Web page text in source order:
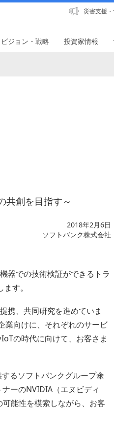
災害支援
ジョン・戦略 投資家情報
共創を目指す～
2018年2月6日
ソフトバンク株式会社
器での技術検証ができるトラ
す。
携、共同研究を進めていま
業向けに、それぞれのサービ
の時代に向けて、お客さま
るソフトバンクグループ傘
ーのNVIDIA（エヌビディ
能性を模索しながら、お客